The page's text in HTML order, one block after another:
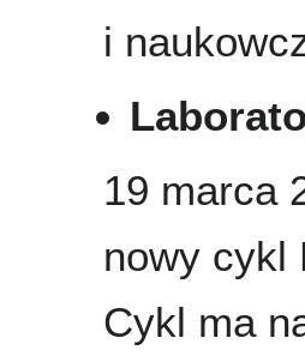
i
19 marca
nowy cykl
Cykl ma